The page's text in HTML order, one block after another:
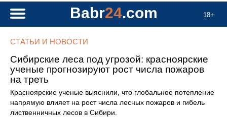
18+
Babr24.com
СТАТЬИ И НОВОСТИ
Сибирские леса под угрозой: красноярские
ученые прогнозируют рост числа пожаров
на треть
Красноярские ученые выяснили, что глобальное потепление
напрямую влияет на рост числа лесных пожаров и гибель
лиственничных лесов в Сибири.